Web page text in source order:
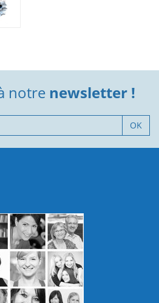
notre newsletter !
OK